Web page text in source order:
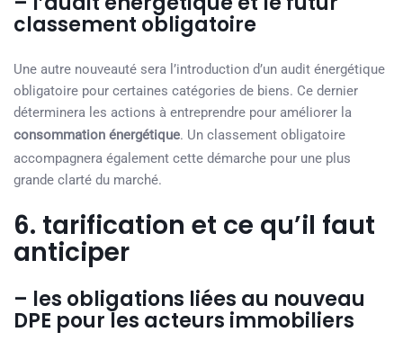
classement obligatoire
Une autre nouveauté sera l’introduction d’un audit énergétique
obligatoire pour certaines catégories de biens. Ce dernier
déterminera les actions à entreprendre pour améliorer la
consommation énergétique. Un classement obligatoire
accompagnera également cette démarche pour une plus
grande clarté du marché.
6. tarification et ce qu’il faut
anticiper
– les obligations liées au nouveau
DPE pour les acteurs immobiliers